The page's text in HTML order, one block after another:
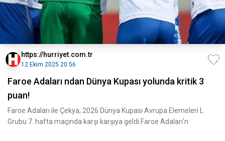
https://hurriyet.com.tr
12 Ekim 2025 20:56
Faroe Adaları ndan Dünya Kupası yolunda kritik 3
puan!
Faroe Adaları ile Çekya, 2026 Dünya Kupası Avrupa Elemeleri L
Grubu 7. hafta maçında karşı karşıya geldi.Faroe Adaları'n